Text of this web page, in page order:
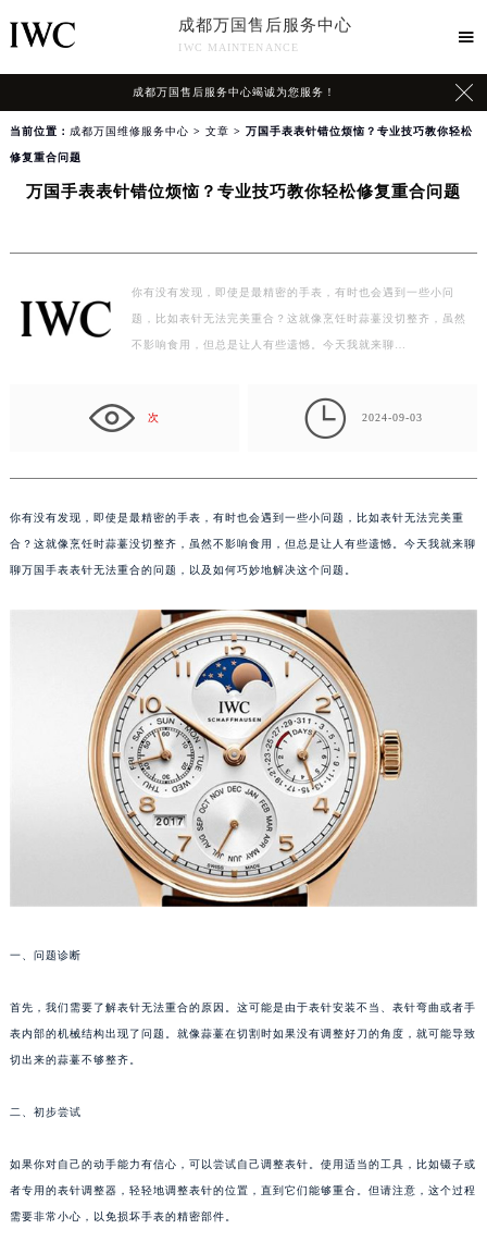
成都万国售后服务中心
IWC MAINTENANCE

成都万国售后服务中心竭诚为您服务！ 
当前位置： 成都万国维修服务中心 > 文章 > 万国手表表针错位烦恼？专业技巧教你轻松
修复重合问题
万国手表表针错位烦恼？专业技巧教你轻松修复重合问题
你有没有发现，即使是最精密的手表，有时也会遇到一些小问
题，比如表针无法完美重合？这就像烹饪时蒜薹没切整齐，虽然
不影响食用，但总是让人有些遗憾。今天我就来聊…
次  2024-09-03
你有没有发现，即使是最精密的手表，有时也会遇到一些小问题，比如表针无法完美重
合？这就像烹饪时蒜薹没切整齐，虽然不影响食用，但总是让人有些遗憾。今天我就来聊
聊万国手表表针无法重合的问题，以及如何巧妙地解决这个问题。
一、问题诊断
首先，我们需要了解表针无法重合的原因。这可能是由于表针安装不当、表针弯曲或者手
表内部的机械结构出现了问题。就像蒜薹在切割时如果没有调整好刀的角度，就可能导致
切出来的蒜薹不够整齐。
二、初步尝试
如果你对自己的动手能力有信心，可以尝试自己调整表针。使用适当的工具，比如镊子或
者专用的表针调整器，轻轻地调整表针的位置，直到它们能够重合。但请注意，这个过程
需要非常小心，以免损坏手表的精密部件。